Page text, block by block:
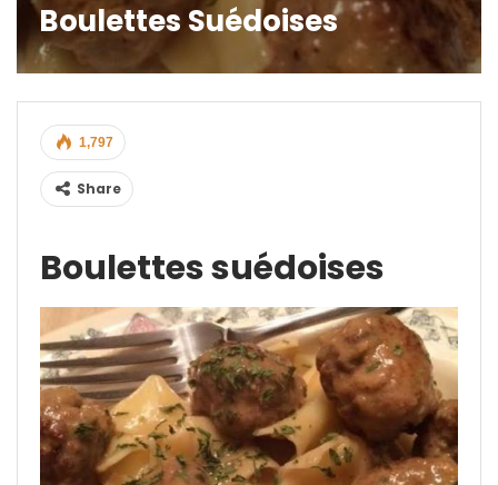
Boulettes Suédoises
1,797
Share
Boulettes suédoises